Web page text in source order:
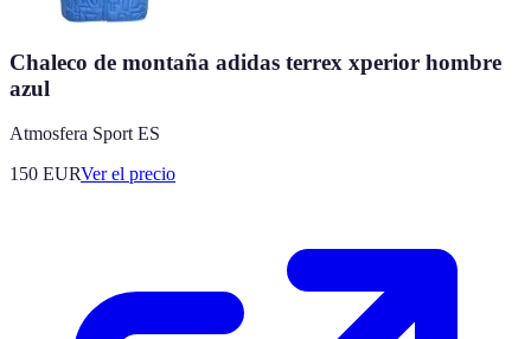
Chaleco de montaña adidas terrex xperior hombre
azul
Atmosfera Sport ES
150 EURVer el precio